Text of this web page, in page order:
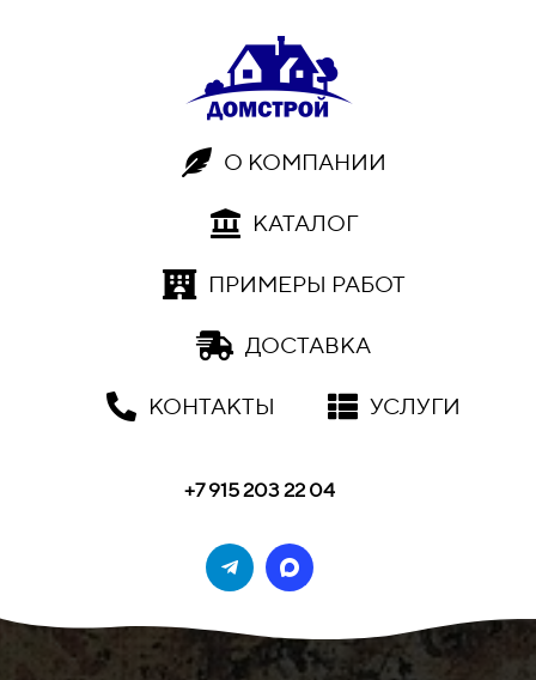
О КОМПАНИИ
КАТАЛОГ
ПРИМЕРЫ РАБОТ
ДОСТАВКА
КОНТАКТЫ УСЛУГИ
+7 915 203 22 04